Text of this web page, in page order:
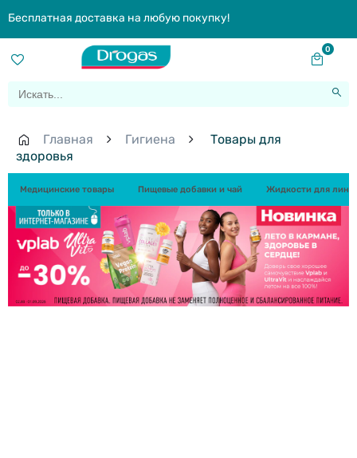
Бесплатная доставка на любую покупку!
0
Главная Гигиена
Товары для
здоровья
Медицинские товары Пищевые добавки и чай Жидкости для линз